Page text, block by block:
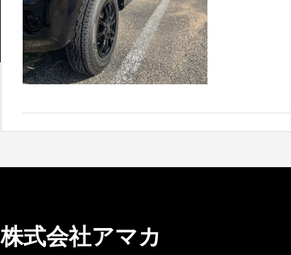
株式会社アマカ